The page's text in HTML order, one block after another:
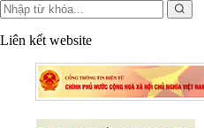
Liên kết website